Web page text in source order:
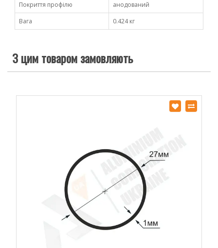
Покриття профілю
анодований
Вага
0.424 кг
З цим товаром замовляють